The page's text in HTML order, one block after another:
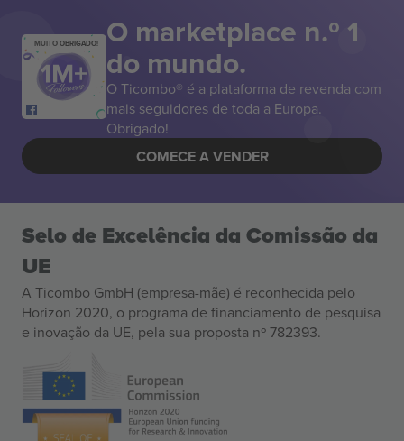
MUITO OBRIGADO! O marketplace n.º 1
do mundo.
O Ticombo® é a plataforma de revenda com
mais seguidores de toda a Europa.
Obrigado!
COMECE A VENDER
Selo de Excelência da Comissão da
UE
A Ticombo GmbH (empresa-mãe) é reconhecida pelo
Horizon 2020, o programa de financiamento de pesquisa
e inovação da UE, pela sua proposta nº 782393.